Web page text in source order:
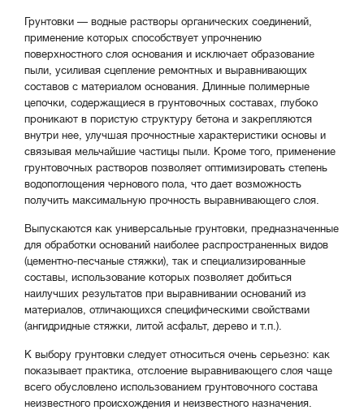
Грунтовки — водные растворы органических соединений,
применение которых способствует упрочнению
поверхностного слоя основания и исключает образование
пыли, усиливая сцепление ремонтных и выравнивающих
составов с материалом основания. Длинные полимерные
цепочки, содержащиеся в грунтовочных составах, глубоко
проникают в пористую структуру бетона и закрепляются
внутри нее, улучшая прочностные характеристики основы и
связывая мельчайшие частицы пыли. Кроме того, применение
грунтовочных растворов позволяет оптимизировать степень
водопоглощения чернового пола, что дает возможность
получить максимальную прочность выравнивающего слоя.
Выпускаются как универсальные грунтовки, предназначенные
для обработки оснований наиболее распространенных видов
(цементно-песчаные стяжки), так и специализированные
составы, использование которых позволяет добиться
наилучших результатов при выравнивании оснований из
материалов, отличающихся специфическими свойствами
(ангидридные стяжки, литой асфальт, дерево и т.п.).
К выбору грунтовки следует относиться очень серьезно: как
показывает практика, отслоение выравнивающего слоя чаще
всего обусловлено использованием грунтовочного состава
неизвестного происхождения и неизвестного назначения.